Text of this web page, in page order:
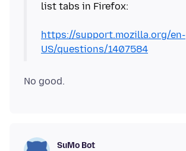
list tabs in Firefox:
https://support.mozilla.org/en-
US/questions/1407584
SuMo Bot